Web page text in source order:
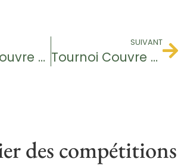
Tournoi Couvre Feu
SUIVANT
Tournoi Couvre Feu
des compétitions